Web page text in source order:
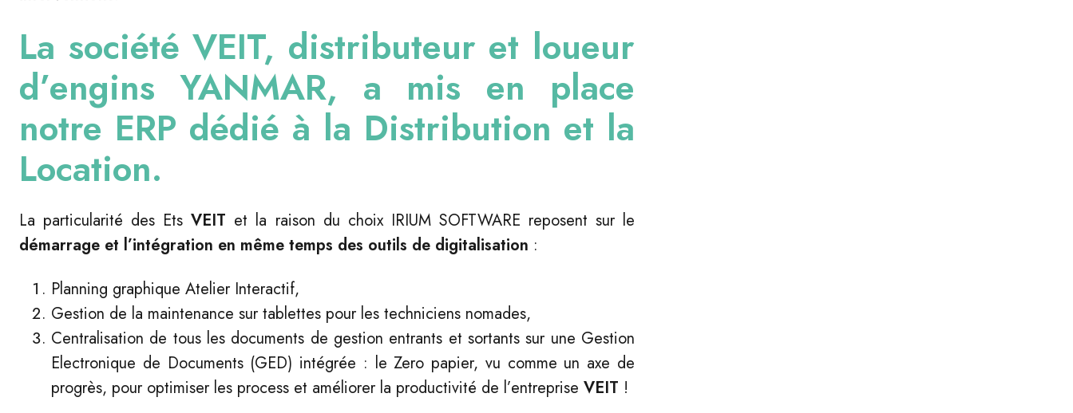
La sociétéVEIT, distributeur et loueur
d’enginsYANMAR, a mis en place
notre ERP dédié à la Distribution et la
Location.
La particularité des EtsVEIT et la raison du choix IRIUM SOFTWARE reposent sur le
démarrage et l’intégration en même temps des outils de digitalisation :
Planning graphique Atelier Interactif,
Gestion de la maintenance sur tablettes pour les techniciens nomades,
Centralisation de tous les documents de gestion entrants et sortants sur une Gestion
Electronique de Documents (GED) intégrée : le Zero papier, vu comme un axe de
progrès, pour optimiser les process et améliorer la productivité de l’entreprise VEIT !